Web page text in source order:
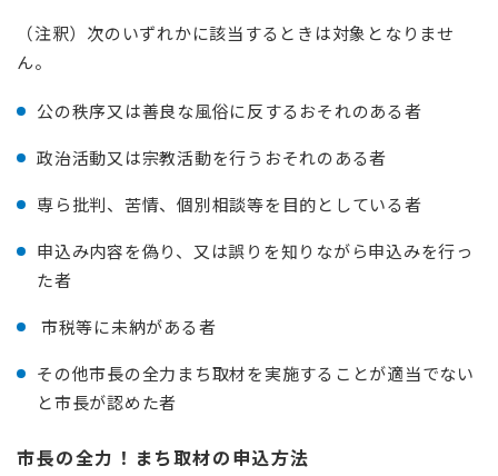
（注釈）次のいずれかに該当するときは対象となりませ
ん。
公の秩序又は善良な風俗に反するおそれのある者
政治活動又は宗教活動を行うおそれのある者
専ら批判、苦情、個別相談等を目的としている者
申込み内容を偽り、又は誤りを知りながら申込みを行っ
た者
市税等に未納がある者
その他市長の全力まち取材を実施することが適当でない
と市長が認めた者
市長の全力！まち取材の申込方法